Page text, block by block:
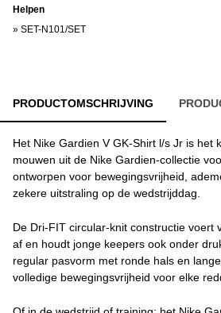
Helpen
» SET-N101/SET
PRODUCTOMSCHRIJVING
Het Nike Gardien V GK-Shirt l/s Jr is het
mouwen uit de Nike Gardien-collectie
ontworpen voor bewegingsvrijheid,
zekere uitstraling op de wedstrijddag.
De Dri-FIT circular-knit constructie voert
af en houdt jonge keepers ook onder
regular pasvorm met ronde hals en
volledige bewegingsvrijheid voor elke